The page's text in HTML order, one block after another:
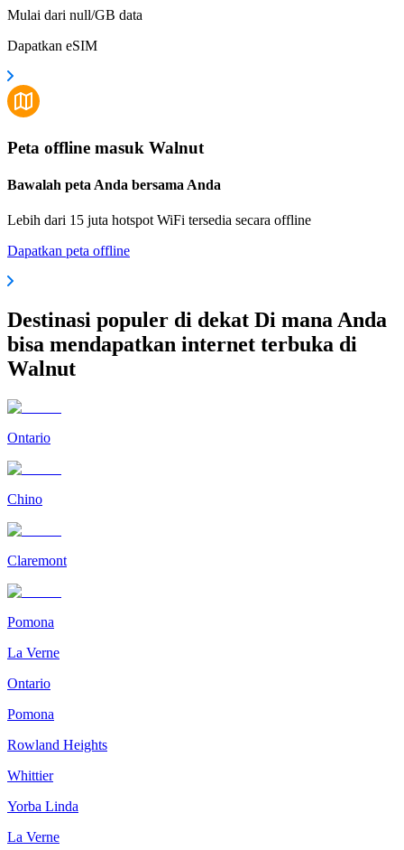
Mulai dari null/GB data
Dapatkan eSIM
Peta offline masuk Walnut
Bawalah peta Anda bersama Anda
Lebih dari 15 juta hotspot WiFi tersedia secara offline
Dapatkan peta offline
Destinasi populer di dekat Di mana Anda
bisa mendapatkan internet terbuka di
Walnut
Ontario
Chino
Claremont
Pomona
La Verne
Ontario
Pomona
Rowland Heights
Whittier
Yorba Linda
La Verne